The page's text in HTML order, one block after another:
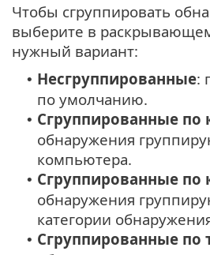
Чтобы сгруппировать
выберите в
нужный вариант:
• Несгруппированные:
по умолчанию.
• Сгруппированные по
обнаружения
компьютера.
• Сгруппированные по
обнаружения
категории
• Сгруппированные по